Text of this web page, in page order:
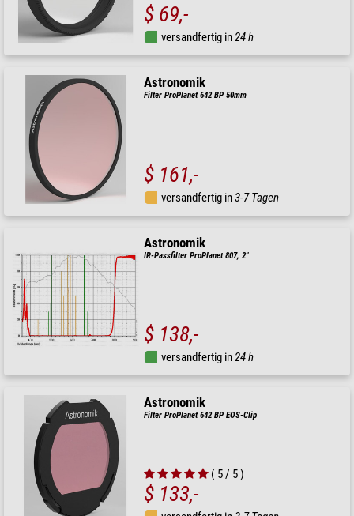
$ 69,-
versandfertig in24 h
Astronomik
Filter ProPlanet 642 BP 50mm
$ 161,-
versandfertig in3-7 Tagen
Astronomik
IR-Passfilter ProPlanet 807, 2"
$ 138,-
versandfertig in24 h
Astronomik
Filter ProPlanet 642 BP EOS-Clip
( 5 / 5 )
$ 133,-